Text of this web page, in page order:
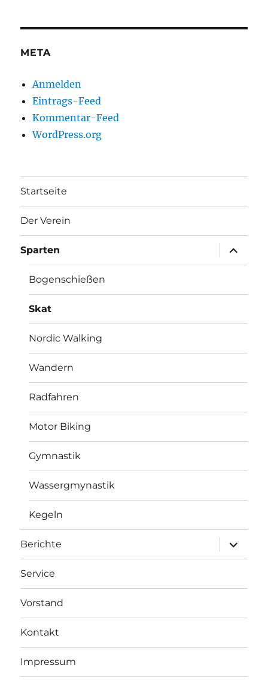
META
Anmelden
Eintrags-Feed
Kommentar-Feed
WordPress.org
Startseite
Der Verein
Sparten
anzeigen
Bogenschießen
Skat
Nordic Walking
Wandern
Radfahren
Motor Biking
Gymnastik
Wassergmynastik
Kegeln
Berichte
anzeigen
Service
Vorstand
Kontakt
Impressum